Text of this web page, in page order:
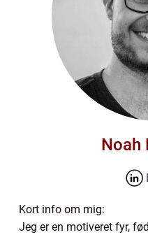
Noah
Kort info om mig:
Jeg er en motiveret fyr,